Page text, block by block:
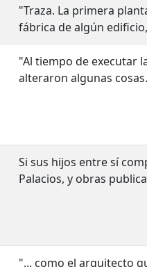
"Traza. La primera
fábrica de algún
"Al tiempo de executar
alteraron algunas
Si sus hijos entre sí
Palacios, y obras
"... como el arquitecto